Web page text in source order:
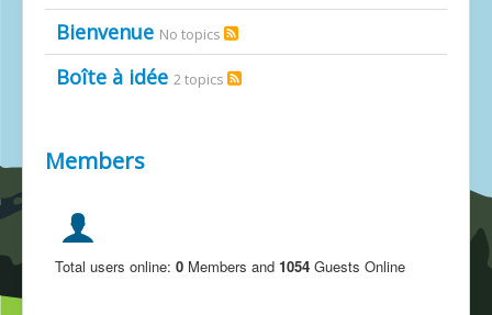
Bienvenue No topics
Boîte à idée 2 topics
Members
Total users online: 0 Members and 1054 Guests Online